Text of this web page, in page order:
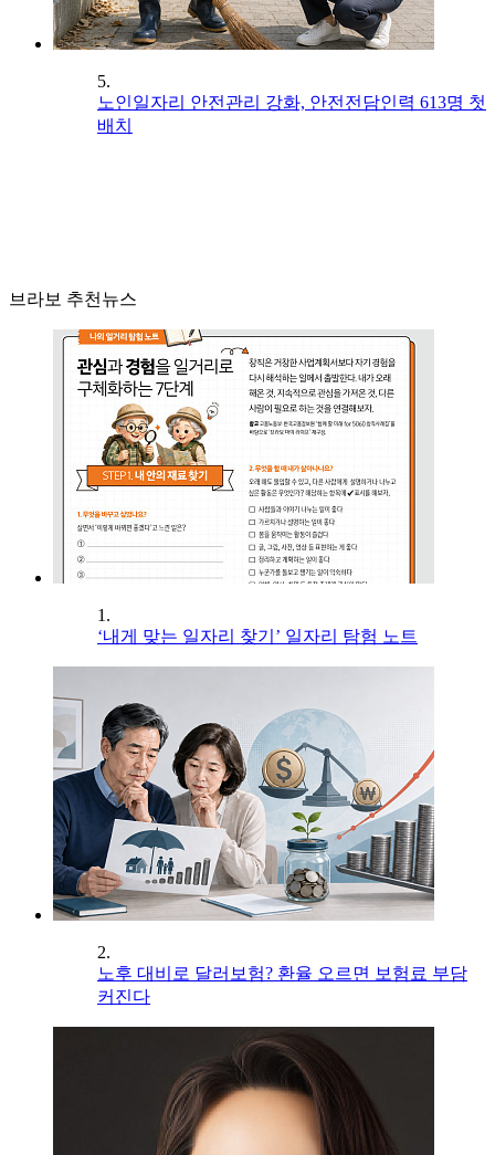
5.
노인일자리 안전관리 강화, 안전전담인력 613명 첫
배치
브라보 추천뉴스
1.
‘내게 맞는 일자리 찾기’ 일자리 탐험 노트
2.
노후 대비로 달러보험? 환율 오르면 보험료 부담
커진다